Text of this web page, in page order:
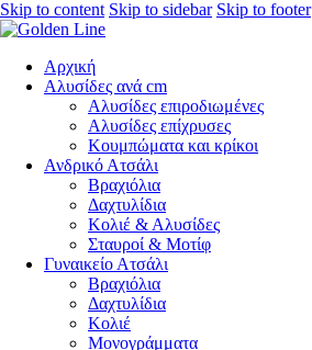
Skip to content Skip to sidebar Skip to footer
Αρχική
Αλυσίδες ανά cm
Αλυσίδες επιροδιωμένες
Αλυσίδες επίχρυσες
Κουμπώματα και κρίκοι
Ανδρικό Ατσάλι
Βραχιόλια
Δαχτυλίδια
Κολιέ & Αλυσίδες
Σταυροί & Μοτίφ
Γυναικείο Ατσάλι
Βραχιόλια
Δαχτυλίδια
Κολιέ
Μονογράμματα